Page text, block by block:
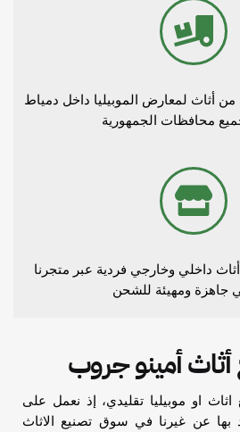
من أثاث لمعارض الموبيليا داخل دمياط
محافظات الجمهورية
داخلي وخارجي فردية عبر متجرنا
جاهزة ومهيئة للشحن
أمينو جروب
اثاث او موبيليا تقليدي، إذ نعمل على
بها عن غيرنا في سوق تصنيع الاثاث